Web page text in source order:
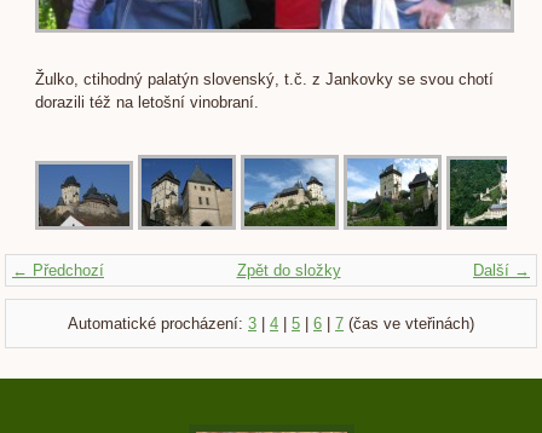
Žulko, ctihodný palatýn slovenský, t.č. z Jankovky se svou chotí
dorazili též na letošní vinobraní.
← Předchozí Další →
Zpět do složky
Automatické procházení: 3 | 4 | 5 | 6 | 7 (čas ve vteřinách)